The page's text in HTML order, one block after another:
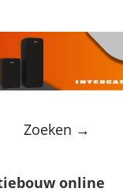
Zoeken →
online